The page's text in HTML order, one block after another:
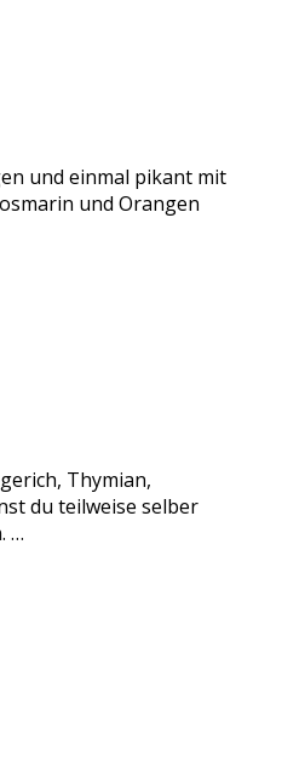
und einmal pikant mit
und Orangen
Thymian,
du teilweise selber
…